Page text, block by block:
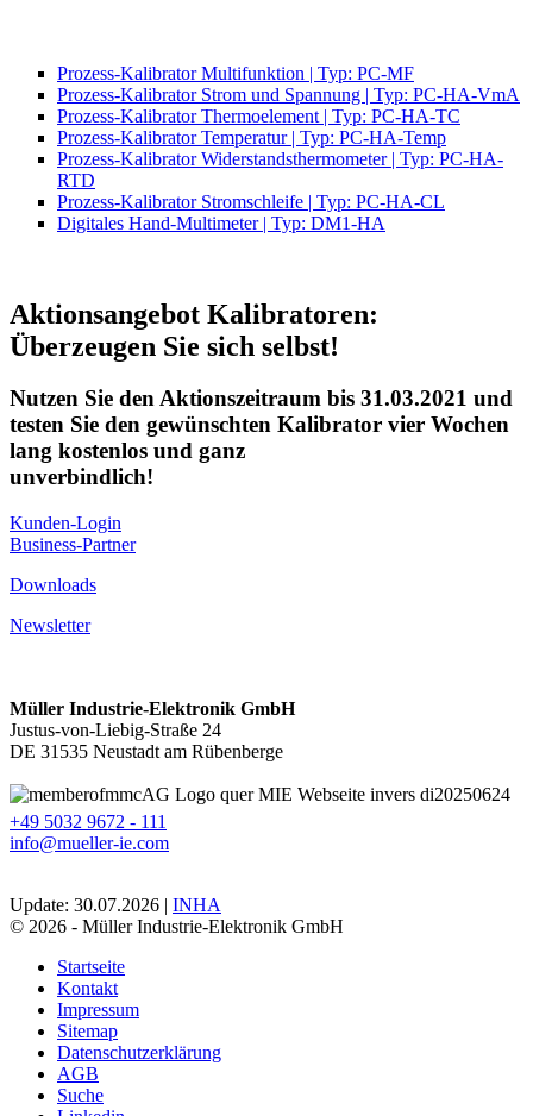
Prozess-Kalibrator Multifunktion | Typ: PC-MF
Prozess-Kalibrator Strom und Spannung | Typ: PC-HA-VmA
Prozess-Kalibrator Thermoelement | Typ: PC-HA-TC
Prozess-Kalibrator Temperatur | Typ: PC-HA-Temp
Prozess-Kalibrator Widerstandsthermometer | Typ: PC-HA-
RTD
Prozess-Kalibrator Stromschleife | Typ: PC-HA-CL
Digitales Hand-Multimeter | Typ: DM1-HA
Aktionsangebot Kalibratoren:
Überzeugen Sie sich selbst!
Nutzen Sie den Aktionszeitraum bis 31.03.2021 und
testen Sie den gewünschten Kalibrator vier Wochen
lang kostenlos und ganz
unverbindlich!
Kunden-Login
Business-Partner
Downloads
Newsletter
Müller Industrie-Elektronik GmbH
Justus-von-Liebig-Straße 24
DE 31535 Neustadt am Rübenberge
+49 5032 9672 - 111
info@mueller-ie.com
Update: 30.07.2026 | INHA
© 2026 - Müller Industrie-Elektronik GmbH
Startseite
Kontakt
Impressum
Sitemap
Datenschutzerklärung
AGB
Suche